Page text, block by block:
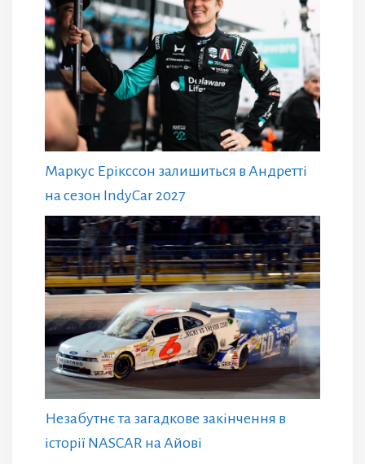
Маркус Ерікссон залишиться в Андретті
на сезон IndyCar 2027
Незабутнє та загадкове закінчення в
історії NASCAR на Айові